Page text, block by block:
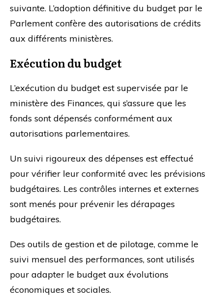
suivante. L’adoption définitive du budget par le
Parlement confère des autorisations de crédits
aux différents ministères.
Exécution du budget
L’exécution du budget est supervisée par le
ministère des Finances, qui s’assure que les
fonds sont dépensés conformément aux
autorisations parlementaires.
Un suivi rigoureux des dépenses est effectué
pour vérifier leur conformité avec les prévisions
budgétaires. Les contrôles internes et externes
sont menés pour prévenir les dérapages
budgétaires.
Des outils de gestion et de pilotage, comme le
suivi mensuel des performances, sont utilisés
pour adapter le budget aux évolutions
économiques et sociales.